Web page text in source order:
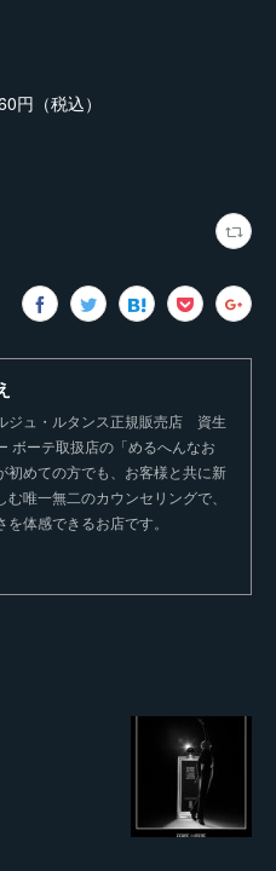
円（税込）
ジュ・ルタンス正規販売店 資生
ボーテ取扱店の「めるへんなお
初めての方でも、お客様と共に新
唯一無二のカウンセリングで、
体感できるお店です。